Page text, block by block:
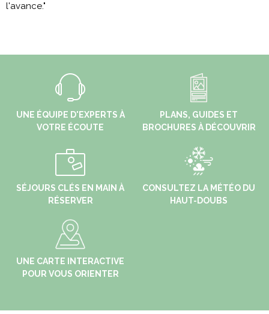
l'avance."
UNE ÉQUIPE D'EXPERTS À
VOTRE ÉCOUTE
PLANS, GUIDES ET
BROCHURES À DÉCOUVRIR
SÉJOURS CLÉS EN MAIN À
RÉSERVER
CONSULTEZ LA MÉTÉO DU
HAUT-DOUBS
UNE CARTE INTERACTIVE
POUR VOUS ORIENTER